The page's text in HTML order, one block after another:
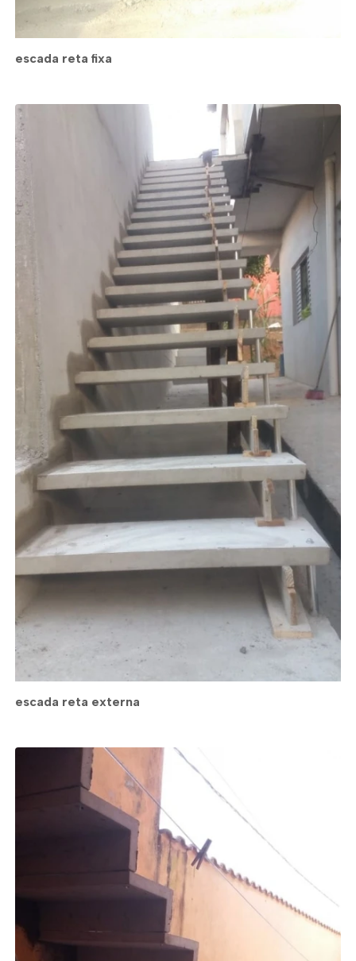
escada reta fixa
escada reta externa